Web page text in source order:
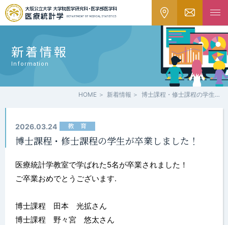
新着情報
Information
HOME 新着情報 博士課程・修士課程の学生が卒業しました！
2026.03.24 教 育
博士課程・修士課程の学生が卒業しました！
医療統計学教室で学ばれた5名が卒業されました！
ご卒業おめでとうございます.
博士課程 田本 光拡さん
博士課程 野々宮 悠太さん